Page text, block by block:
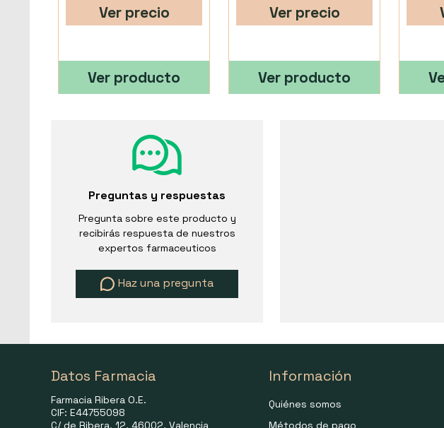
Ver precio
Ver producto
Ver precio
Ver producto
Preguntas y respuestas
Pregunta sobre este producto y
recibirás respuesta de nuestros
expertos farmaceuticos
Haz una pregunta
Datos Farmacia
Farmacia Ribera O.E.
CIF: E44755098
C/ de Ribera, 12, 46002, Valencia
Información
Quiénes somos
Métodos de pago